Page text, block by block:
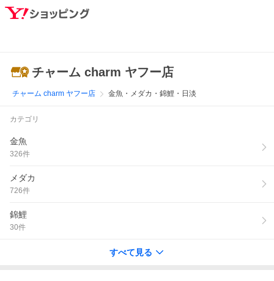
チャーム charm ヤフー店
チャーム charm ヤフー店 金魚・メダカ・錦鯉・日淡
カテゴリ
金魚
326件
メダカ
726件
錦鯉
30件
すべて見る